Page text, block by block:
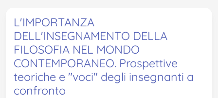
L'IMPORTANZA
DELL'INSEGNAMENTO DELLA
FILOSOFIA NEL MONDO
CONTEMPORANEO. Prospettive
teoriche e "voci" degli insegnanti a
confronto